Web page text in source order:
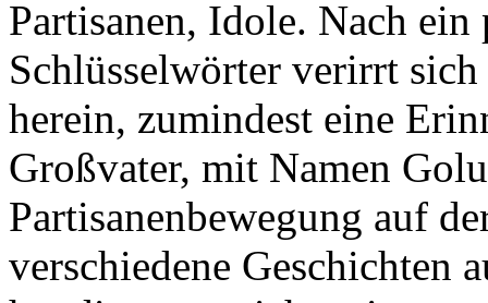
Partisanen, Idole. Nach ein
Schlüsselwörter verirrt
herein, zumindest eine
Großvater, mit Namen
Partisanenbewegung auf
verschiedene Geschichten